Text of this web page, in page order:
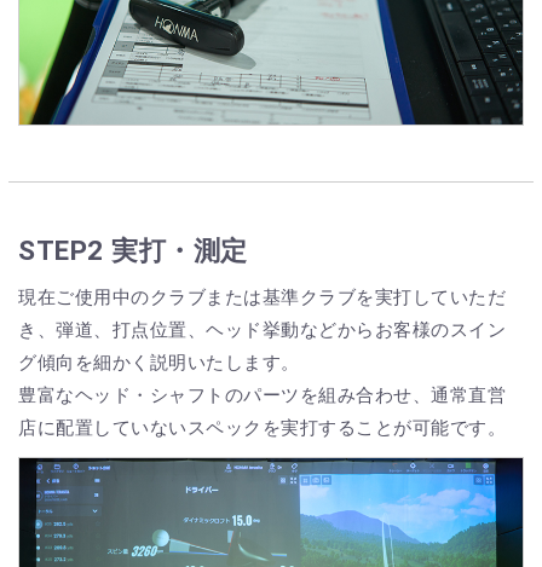
STEP2 実打・測定
現在ご使用中のクラブまたは基準クラブを実打していただ
き、弾道、打点位置、ヘッド挙動などからお客様のスイン
グ傾向を細かく説明いたします。
豊富なヘッド・シャフトのパーツを組み合わせ、通常直営
店に配置していないスペックを実打することが可能です。